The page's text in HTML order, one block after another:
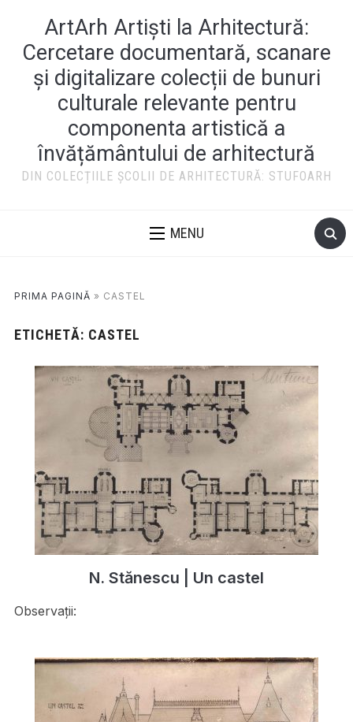
ArtArh Artiști la Arhitectură:
Cercetare documentară, scanare
și digitalizare colecții de bunuri
culturale relevante pentru
componenta artistică a
învățământului de arhitectură
DIN COLECȚIILE ȘCOLII DE ARHITECTURĂ: STUFOARH
MENU
PRIMA PAGINĂ » CASTEL
ETICHETĂ: CASTEL
N. Stănescu | Un castel
Observații: